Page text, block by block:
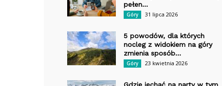
pełen...
Góry 31 lipca 2026
5 powodów, dla których
nocleg z widokiem na góry
zmienia sposób...
Góry 23 kwietnia 2026